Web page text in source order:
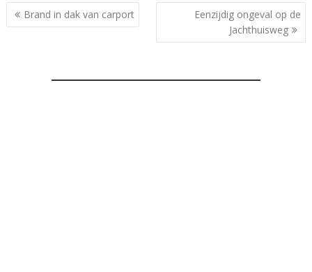
Bericht
navigatie
Brand in dak van carport
Eenzijdig ongeval op de
Jachthuisweg